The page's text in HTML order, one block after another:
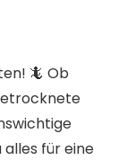
🦎 Ob
für eine